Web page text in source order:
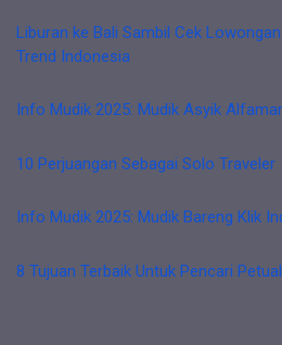
Liburan ke Bali Sambil Cek
Trend Indonesia
Info Mudik 2025: Mudik Asyik
10 Perjuangan Sebagai Solo Traveler
Info Mudik 2025: Mudik Bareng Klik
8 Tujuan Terbaik Untuk Pencari